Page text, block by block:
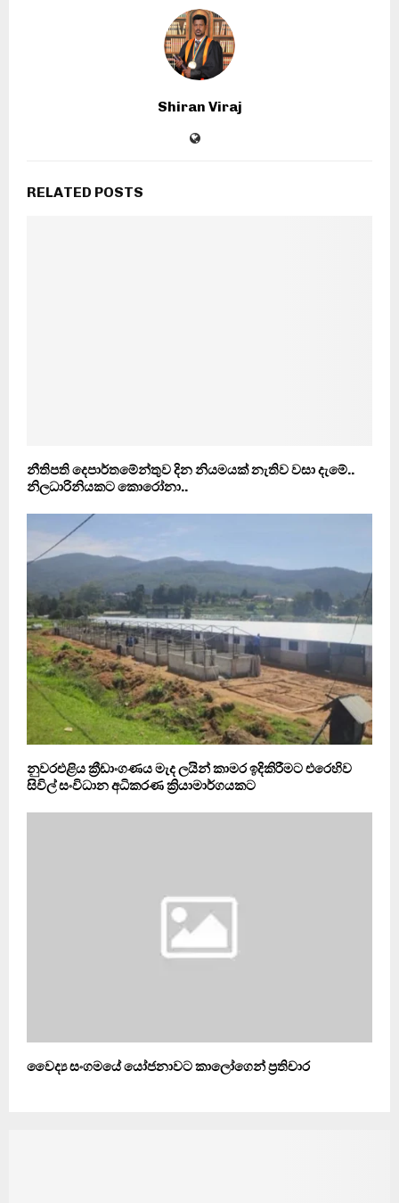
Shiran Viraj
RELATED POSTS
නීතිපති දෙපාර්තමේන්තුව දින නියමයක් නැතිව වසා දැමේ..
නිලධාරිනියකට කොරෝනා..
නුවරඑළිය ක්‍රීඩාංගණය මැද ලයින් කාමර ඉදිකිරීමට එරෙහිව
සිවිල් සංවිධාන අධිකරණ ක්‍රියාමාර්ගයකට
වෛද්‍ය සංගමයේ යෝජනාවට කාලෝගෙන් ප්‍රතිචාර